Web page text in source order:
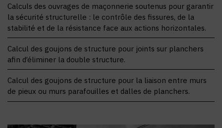
Calculs des ouvrages de maçonnerie soutenus pour garantir
la sécurité structurelle : le contrôle des fissures, de la
stabilité et de la résistance face aux actions horizontales.
Calcul des goujons de structure pour joints sur planchers
afin d’éliminer la double structure.
Calcul des goujons de structure pour la liaison entre murs
de pieux ou murs parafouilles et dalles de planchers.